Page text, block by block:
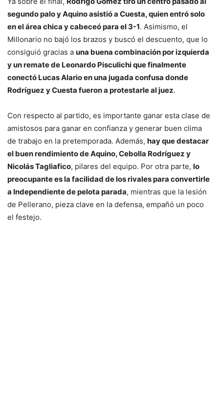
segundo palo y Aquino asistió a Cuesta, quien entró solo
en el área chica y cabeceó para el 3-1. Asimismo, el
Millonario no bajó los brazos y buscó el descuento, que lo
consiguió gracias a una buena combinación por izquierda
y un remate de Leonardo Pisculichi que finalmente
conectó Lucas Alario en una jugada confusa donde
Rodríguez y Cuesta fueron a protestarle al juez.
Con respecto al partido, es importante ganar esta clase de
amistosos para ganar en confianza y generar buen clima
de trabajo en la pretemporada. Además, hay que destacar
el buen rendimiento de Aquino, Cebolla Rodríguez y
Nicolás Tagliafico, pilares del equipo. Por otra parte, lo
preocupante es la facilidad de los rivales para convertirle
a Independiente de pelota parada, mientras que la lesión
de Pellerano, pieza clave en la defensa, empañó un poco
el festejo.